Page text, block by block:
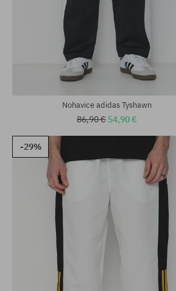
Dostupné veľkosti:
Nohavice adidas Tyshawn
86,90 € 54,90 €
-29%